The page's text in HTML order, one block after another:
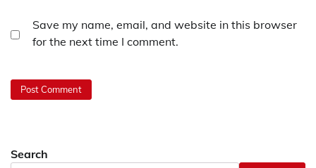
Save my name, email, and website in this browser
for the next time I comment.
Search